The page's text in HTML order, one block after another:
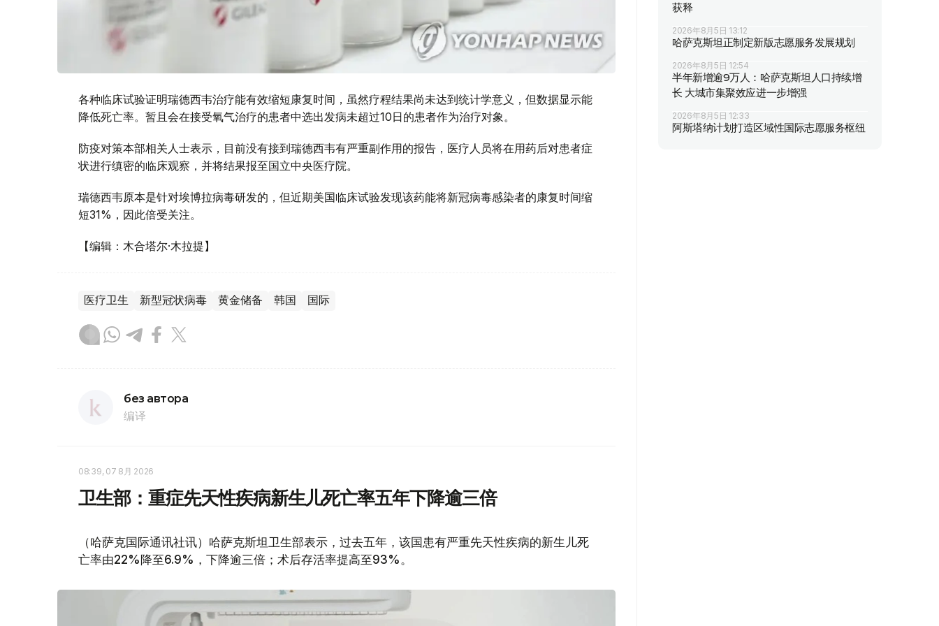
各种临床试验证明瑞德西韦治疗能有效缩短康复时间，虽然疗程结果尚未达到统计学意义，但数据显示能
降低死亡率。暂且会在接受氧气治疗的患者中选出发病未超过10日的患者作为治疗对象。
防疫对策本部相关人士表示，目前没有接到瑞德西韦有严重副作用的报告，医疗人员将在用药后对患者症
状进行缜密的临床观察，并将结果报至国立中央医疗院。
瑞德西韦原本是针对埃博拉病毒研发的，但近期美国临床试验发现该药能将新冠病毒感染者的康复时间缩
短31%，因此倍受关注。
【编辑：木合塔尔·木拉提】
医疗卫生 新型冠状病毒 黄金储备 韩国 国际
без автора
编译
08:39, 07 8月 2026
卫生部：重症先天性疾病新生儿死亡率五年下降逾三倍
（哈萨克国际通讯社讯）哈萨克斯坦卫生部表示，过去五年，该国患有严重先天性疾病的新生儿死
亡率由22%降至6.9%，下降逾三倍；术后存活率提高至93%。
获释
2026年8月5日 13:12
哈萨克斯坦正制定新版志愿服务发展规划
2026年8月5日 12:54
半年新增逾9万人：哈萨克斯坦人口持续增
长 大城市集聚效应进一步增强
2026年8月5日 12:33
阿斯塔纳计划打造区域性国际志愿服务枢纽